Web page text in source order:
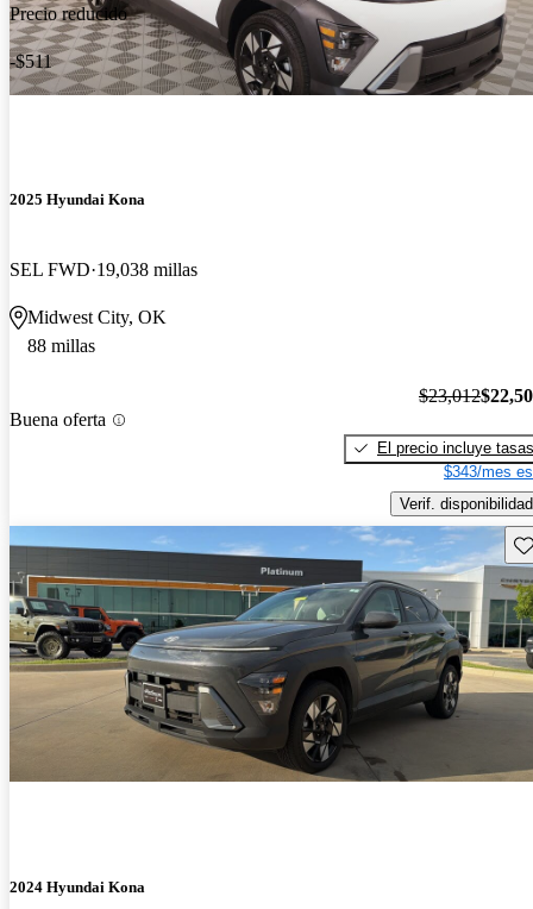
Precio reducido
-$511
2025 Hyundai Kona
SEL FWD 19,038 millas
Midwest City, OK
88 millas
Buena oferta
$23,012
El precio incluye tasas
$343/mes
Verif. disponibilidad
2024 Hyundai Kona